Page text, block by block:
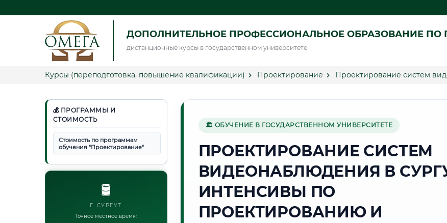
ДОПОЛНИТЕЛЬНОЕ ПРОФЕССИОНАЛЬНОЕ ОБРАЗОВАНИЕ ПО
дистанционные курсы в государственном университете
Курсы (переподготовка, повышение квалификации) Проектирование Проектирование систем
💰 ПРОГРАММЫ И
СТОИМОСТЬ
Стоимость по программам
обучения "Проектирование"
🛢️
Г. СУРГУТ
Точное местное время:
🏛 ОБУЧЕНИЕ В ГОСУДАРСТВЕННОМ УНИВЕРСИТЕТЕ
ПРОЕКТИРОВАНИЕ СИСТЕМ
ВИДЕОНАБЛЮДЕНИЯ В
ИНТЕНСИВЫ ПО
ПРОЕКТИРОВАНИЮ И